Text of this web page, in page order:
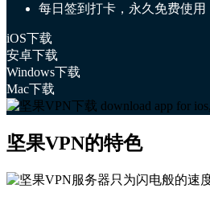
每日签到打卡，永久免费使用
iOS下载
安卓下载
Windows下载
Mac下载
坚果VPN的特色